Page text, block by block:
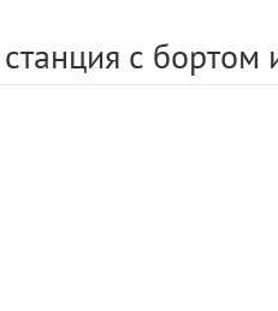
станция с